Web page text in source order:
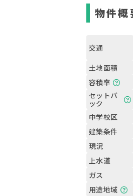
物件概
交通
土地面積
容積率
セットバ
ック
中学校区
建築条件
現況
上水道
ガス
用途地域